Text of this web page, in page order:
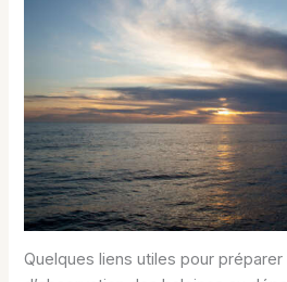
Quelques liens utiles pour